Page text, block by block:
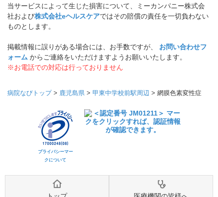
当サービスによって生じた損害について、ミーカンパニー株式会
社および株式会社eヘルスケアではその賠償の責任を一切負わない
ものとします。
掲載情報に誤りがある場合には、お手数ですが、 お問い合わせフ
ォーム からご連絡をいただけますようお願いいたします。
※お電話での対応は行っておりません
病院なびトップ> 鹿児島県 > 甲東中学校前駅周辺 > 網膜色素変性症
プライバシーマー
クについて